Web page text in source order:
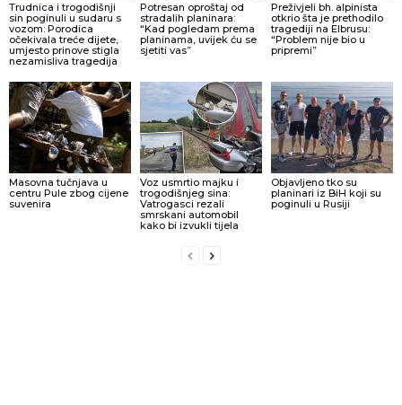
Trudnica i trogodišnji
sin poginuli u sudaru s
vozom: Porodica
očekivala treće dijete,
umjesto prinove stigla
nezamisliva tragedija
Potresan oproštaj od
stradalih planinara:
“Kad pogledam prema
planinama, uvijek ću se
sjetiti vas”
Preživjeli bh. alpinista
otkrio šta je prethodilo
tragediji na Elbrusu:
“Problem nije bio u
pripremi”
Masovna tučnjava u
centru Pule zbog cijene
suvenira
Voz usmrtio majku i
trogodišnjeg sina:
Vatrogasci rezali
smrskani automobil
kako bi izvukli tijela
Objavljeno tko su
planinari iz BiH koji su
poginuli u Rusiji